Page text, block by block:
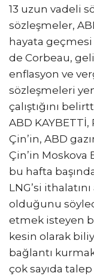
13 uzun vadeli
sözleşmeler,
hayata
de Corbeau,
enflasyon ve
sözleşmeleri
çalıştığını
ABD KAYBETTİ,
Çin’in, ABD
Çin’in
bu hafta
LNG’si
olduğunu
etmek isteyen
kesin olarak
bağlantı
çok sayıda